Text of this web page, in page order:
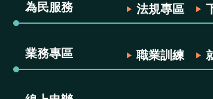
為民服務 法規專區
業務專區 職業訓練